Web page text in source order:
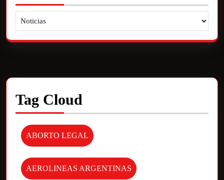
Tag Cloud
ABORTO LEGAL
AEROLINEAS ARGENTINAS